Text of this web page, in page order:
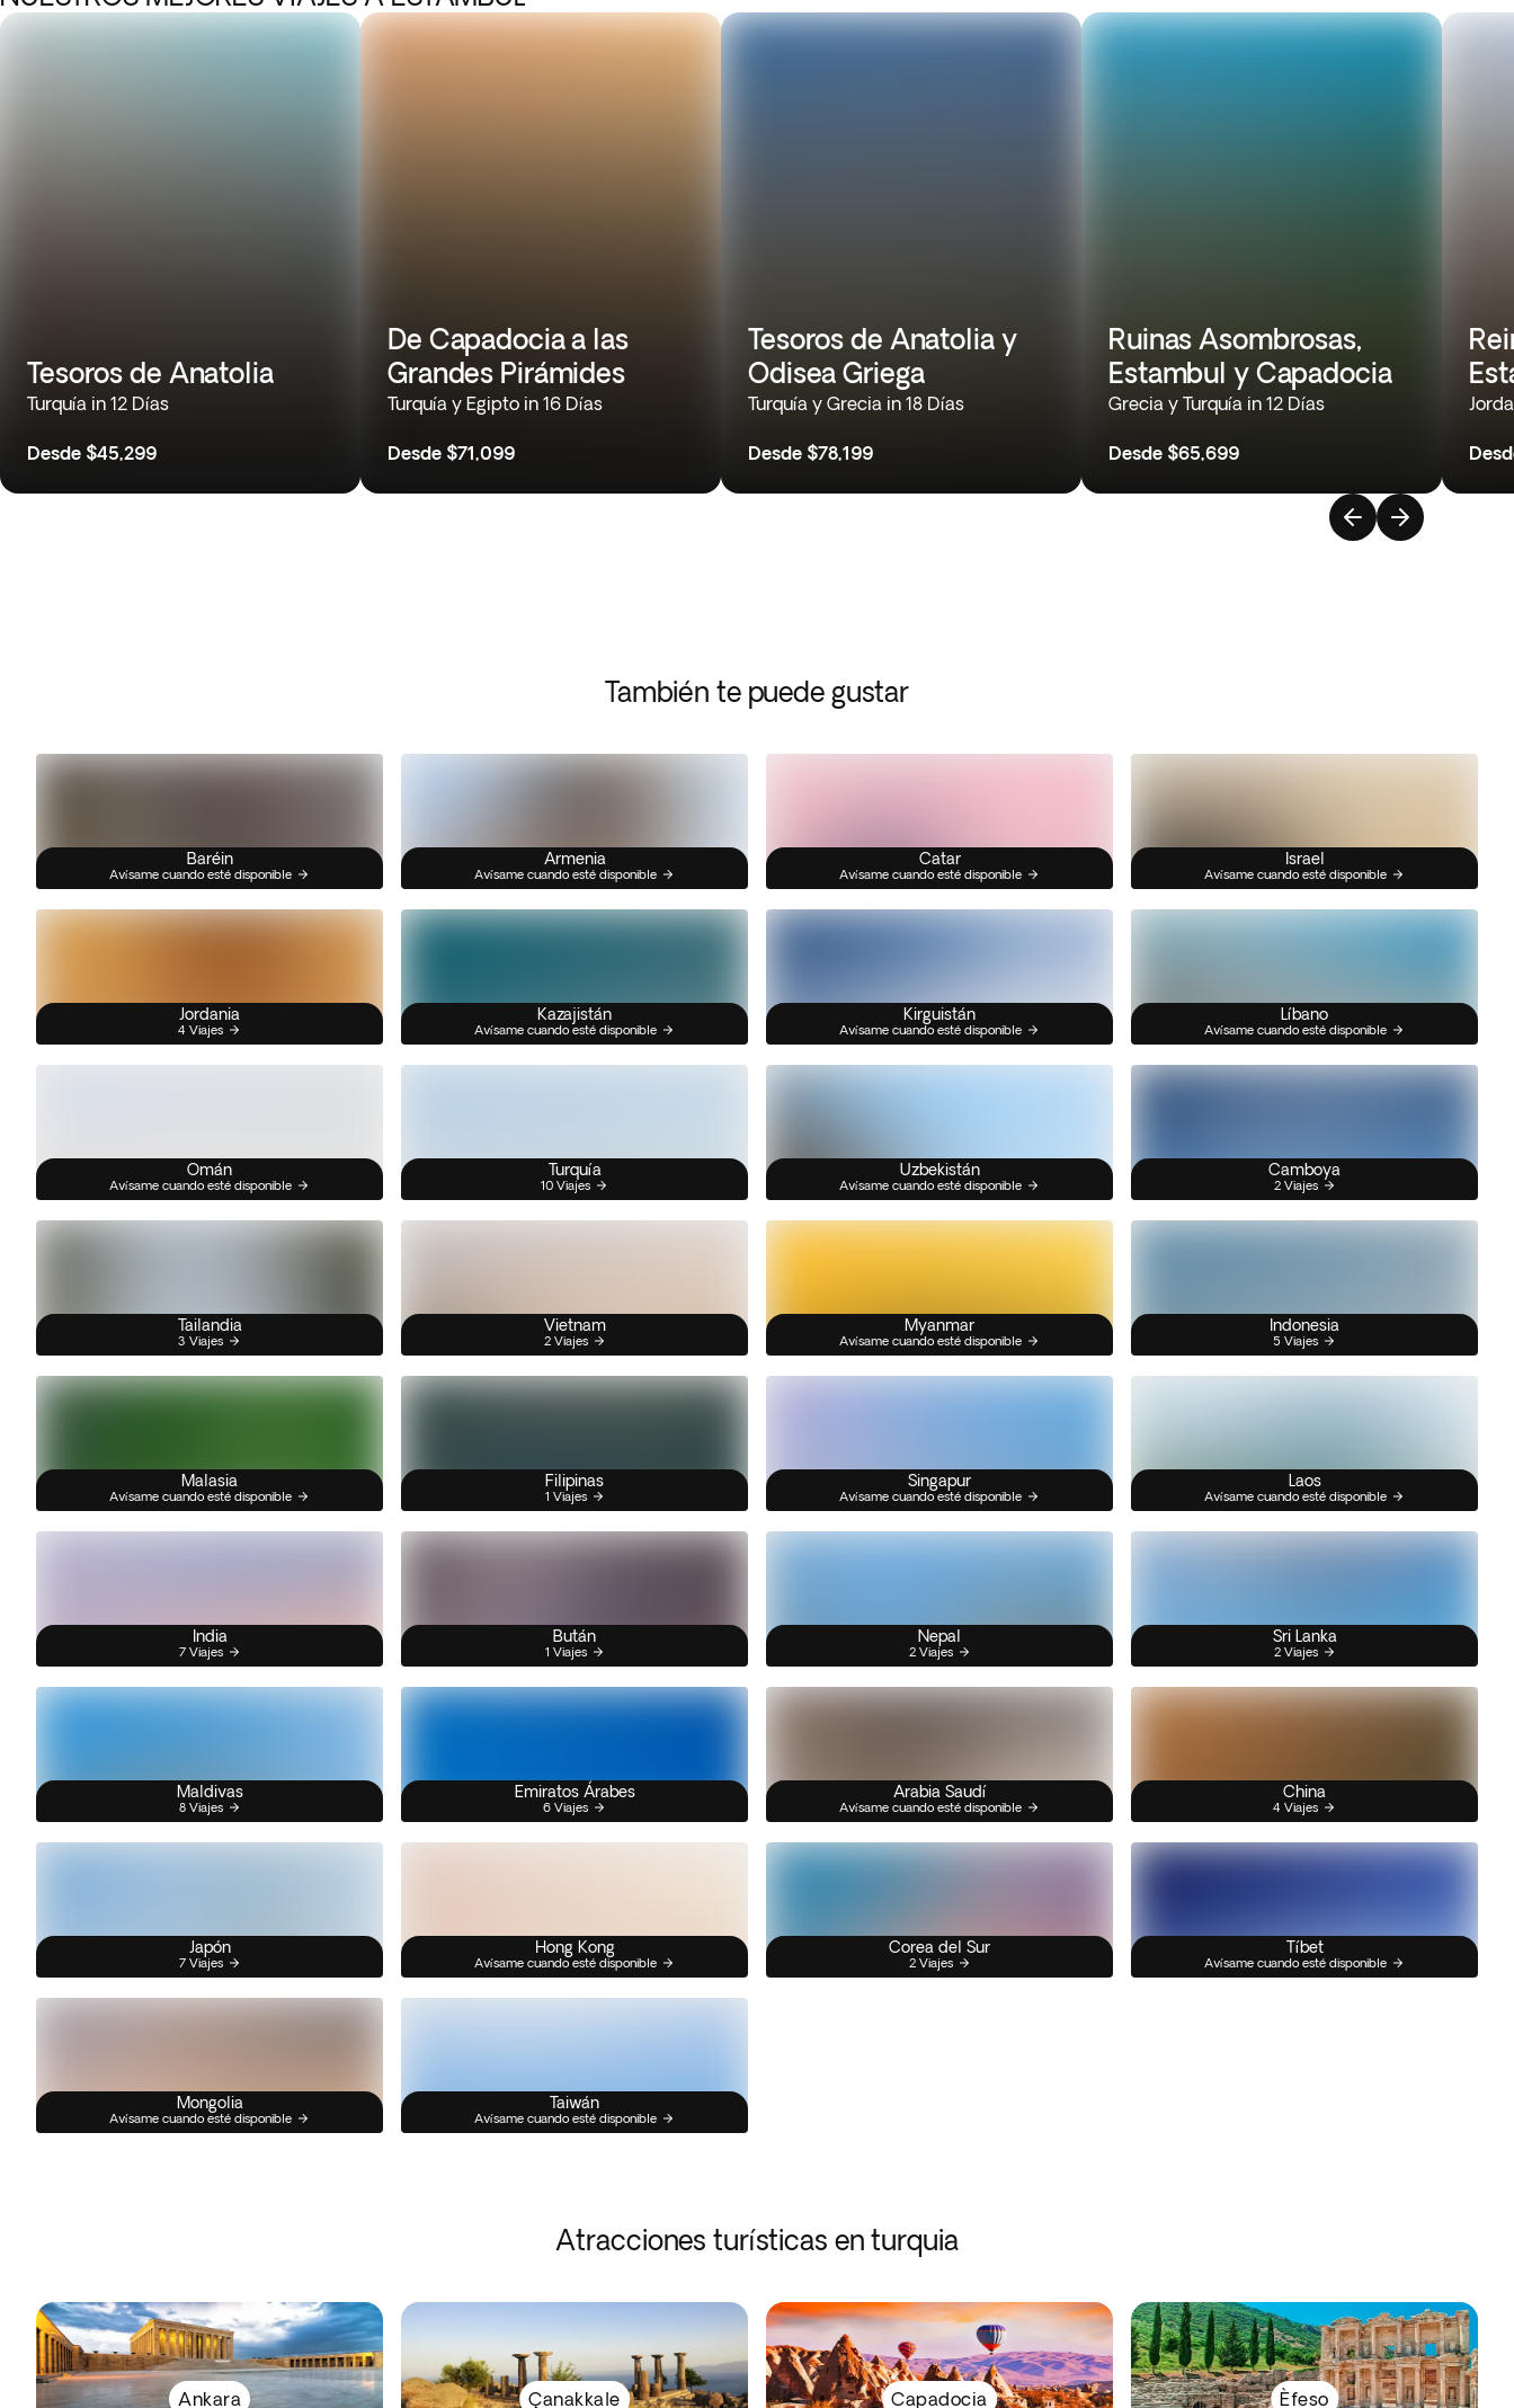
Tesoros de Anatolia
Turquía in 12 Días
Desde $45,299
De Capadocia a las
Grandes Pirámides
Turquía y Egipto in 16 Días
Desde $71,099
Tesoros de Anatolia y
Odisea Griega
Turquía y Grecia in 18 Días
Desde $78,199
Ruinas Asombrosas,
Estambul y Capadocia
Grecia y Turquía in 12 Días
Desde $65,699
También te puede gustar
Baréin
Avísame cuando esté disponible
Armenia
Avísame cuando esté disponible
Catar
Avísame cuando esté disponible
Israel
Avísame cuando esté disponible
Jordania
4 Viajes
Kazajistán
Avísame cuando esté disponible
Kirguistán
Avísame cuando esté disponible
Líbano
Avísame cuando esté disponible
Omán
Avísame cuando esté disponible
Turquía
10 Viajes
Uzbekistán
Avísame cuando esté disponible
Camboya
2 Viajes
Tailandia
3 Viajes
Vietnam
2 Viajes
Myanmar
Avísame cuando esté disponible
Indonesia
5 Viajes
Malasia
Avísame cuando esté disponible
Filipinas
1 Viajes
Singapur
Avísame cuando esté disponible
Laos
Avísame cuando esté disponible
India
7 Viajes
Bután
1 Viajes
Nepal
2 Viajes
Sri Lanka
2 Viajes
Maldivas
8 Viajes
Emiratos Árabes
6 Viajes
Arabia Saudí
Avísame cuando esté disponible
China
4 Viajes
Japón
7 Viajes
Hong Kong
Avísame cuando esté disponible
Corea del Sur
2 Viajes
Tíbet
Avísame cuando esté disponible
Mongolia
Avísame cuando esté disponible
Taiwán
Avísame cuando esté disponible
Atracciones turísticas en turquia
Ankara Çanakkale Capadocia Èfeso